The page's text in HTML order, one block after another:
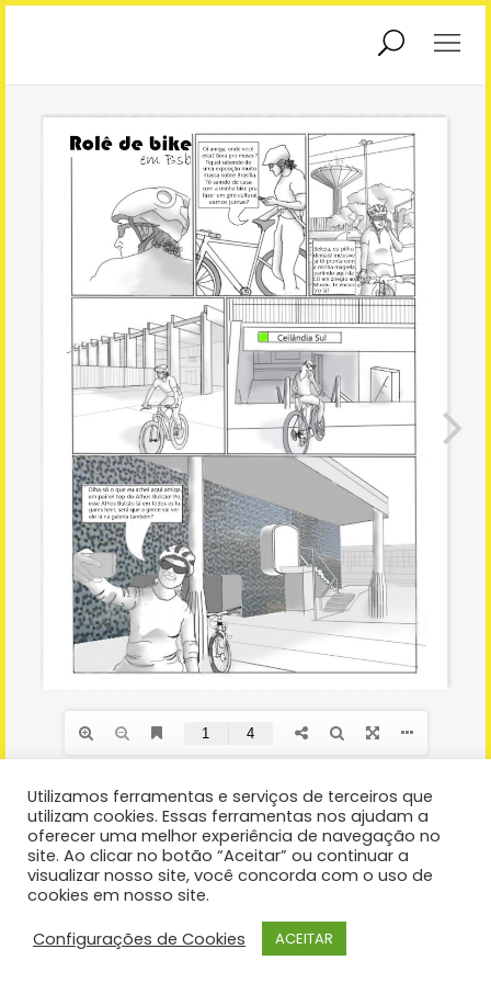
Educação
Patrimonial
Interatividade
Agendamento
Sobre Nós
Sobre o Projeto
Sobre o IBC
Copyright 2021 Instituto Bem Cultural
Utilizamos ferramentas e serviços de terceiros que
utilizam cookies. Essas ferramentas nos ajudam a
oferecer uma melhor experiência de navegação no
site. Ao clicar no botão “Aceitar” ou continuar a
visualizar nosso site, você concorda com o uso de
cookies em nosso site.
Configurações de Cookies
ACEITAR